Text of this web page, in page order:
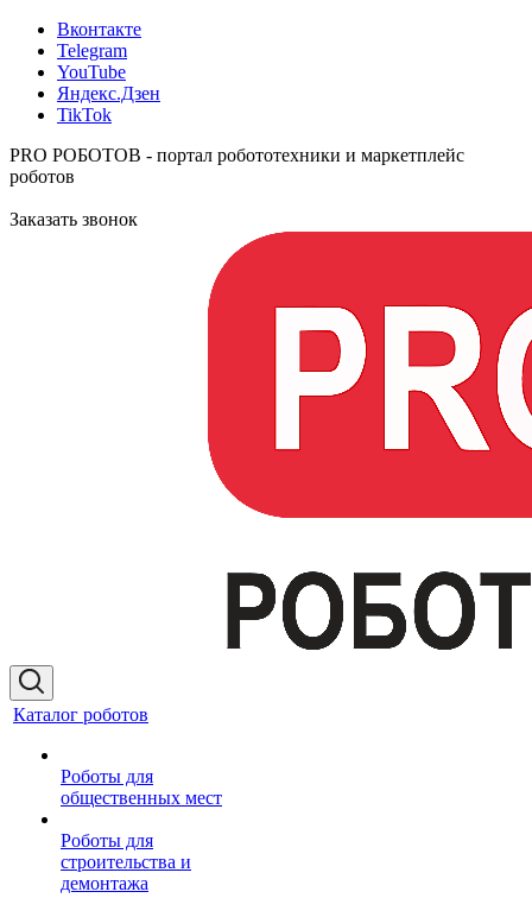
Вконтакте
Telegram
YouTube
Яндекс.Дзен
TikTok
PRO РОБОТОВ - портал робототехники и маркетплейс
роботов
Заказать звонок
Каталог роботов
Роботы для
общественных мест
Роботы для
строительства и
демонтажа